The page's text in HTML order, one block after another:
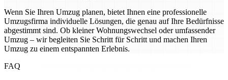
Wenn Sie Ihren Umzug planen, bietet Ihnen eine professionelle
Umzugsfirma individuelle Lösungen, die genau auf Ihre Bedürfnisse
abgestimmt sind. Ob kleiner Wohnungswechsel oder umfassender
Umzug – wir begleiten Sie Schritt für Schritt und machen Ihren
Umzug zu einem entspannten Erlebnis.
FAQ